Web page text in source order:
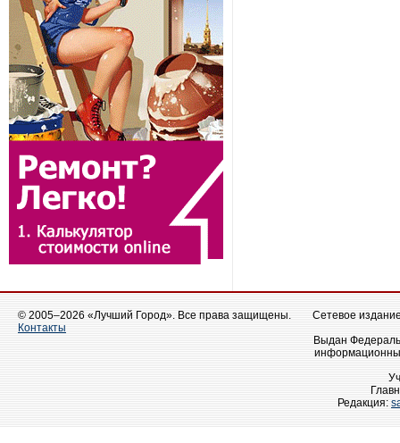
© 2005–2026 «Лучший Город». Все права защищены.
Контакты
Сетевое
Выдан
Редакция: